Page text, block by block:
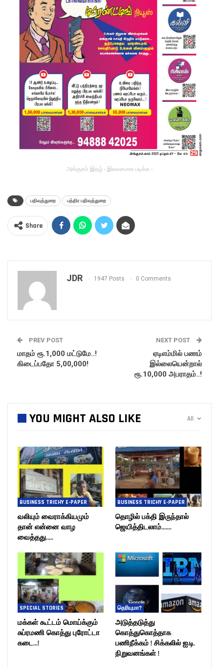
அங்குசம் இதழ் - இலவசமாக படிக்க -
பதிவுத்துறை பத்திர பதிவுத்துறை
Share
JDR 1947 Posts 0 Comments
PREV POST
மாதம் ரூ.1,000 மட்டுமே..!
கிடைப்பதோ 5,00,000!
NEXT POST
ஏடிஎம்மில் பணம்
இல்லையென்றால்
ரூ.10,000 அபராதம்..!
All
YOU MIGHT ALSO LIKE
BUSINESS TRICHY E-PAPER
வலியும் வைராக்கியமும்
தான் என்னை வாழ
வைத்தது…..
BUSINESS TRICHY E-PAPER
தொழில் பக்தி இருந்தால்
ஜெயித்திடலாம்…….
SPECIAL STORIES
மக்கள் கூட்டம் மொய்க்கும்
சுப்ரமணி கொத்து புரோட்டா
கடை…!
தெரியுமா?
அடுத்தடுத்து
கொத்துகொத்தாக
பணிநீக்கம் ! சிக்கலில் ஐ.டி.
நிறுவனங்கள் !